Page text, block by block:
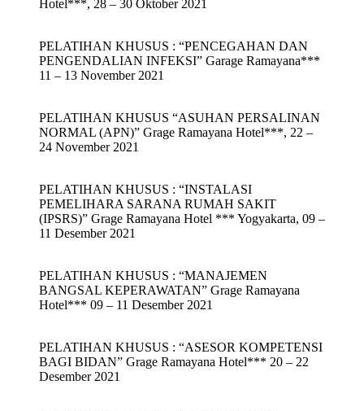
Hotel***, 28 – 30 Oktober 2021
PELATIHAN KHUSUS : “PENCEGAHAN DAN
PENGENDALIAN INFEKSI” Garage Ramayana***
11 – 13 November 2021
PELATIHAN KHUSUS “ASUHAN PERSALINAN
NORMAL (APN)” Grage Ramayana Hotel***, 22 –
24 November 2021
PELATIHAN KHUSUS : “INSTALASI
PEMELIHARA SARANA RUMAH SAKIT
(IPSRS)” Grage Ramayana Hotel *** Yogyakarta, 09 –
11 Desember 2021
PELATIHAN KHUSUS : “MANAJEMEN
BANGSAL KEPERAWATAN” Grage Ramayana
Hotel*** 09 – 11 Desember 2021
PELATIHAN KHUSUS : “ASESOR KOMPETENSI
BAGI BIDAN” Grage Ramayana Hotel*** 20 – 22
Desember 2021